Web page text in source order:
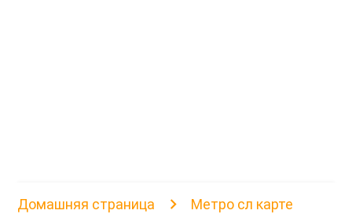
Домашняя страница Метро сл карте